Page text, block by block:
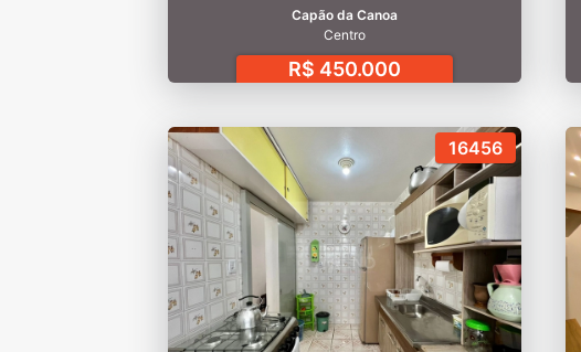
Capão da Canoa
Centro
R$ 450.000
16456